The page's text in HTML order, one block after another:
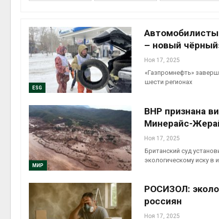
ESG
– новый
Ноя 17, 2025
«Газпромнефть»
шести регионах
МИР
BHP признана
Минерайс-
Ноя 17, 2025
Британский суд
экологическому иску в
РОСИЗОЛ:
россиян
Ноя 17, 2025
Авг 6,
Авг 6,